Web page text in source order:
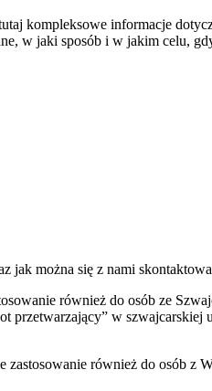
kompleksowe informacje
w jaki sposób i w jakim celu,
jak można się z nami
również do osób ze
przetwarzający” w
również do osób z